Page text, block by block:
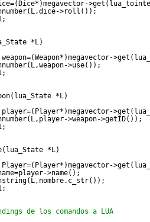
>roll());
*L)
weapon=(Weapon*)megavector-
>use());
*L)
player=(Player*)megavector-
>weapon->getID());
*L)
>name();
de los comandos a LUA